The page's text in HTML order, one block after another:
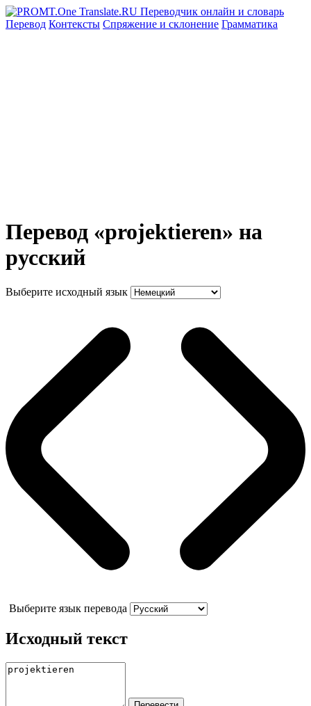
Перевод Контексты Спряжение и склонение Грамматика
Перевод «projektieren» на
русский
Выберите исходный язык
Выберите язык перевода
Исходный текст